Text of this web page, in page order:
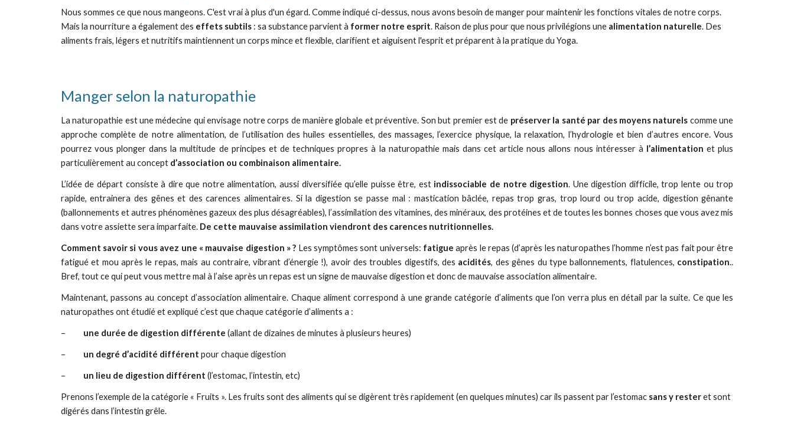
Nous sommes ce que nous mangeons. C'est vrai à plus d'un égard. Comme indiqué ci-dessus, nous avons besoin de manger pour maintenir les fonctions vitales de notre corps.
Mais la nourriture a également des effets subtils : sa substance parvient à former notre esprit. Raison de plus pour que nous privilégions une alimentation naturelle. Des
aliments frais, légers et nutritifs maintiennent un corps mince et flexible, clarifient et aiguisent l'esprit et préparent à la pratique du Yoga.
Manger selon la naturopathie
La naturopathie est une médecine qui envisage notre corps de manière globale et préventive. Son but premier est de préserver la santé par des moyens naturels comme une
approche complète de notre alimentation, de l’utilisation des huiles essentielles, des massages, l’exercice physique, la relaxation, l’hydrologie et bien d’autres encore. Vous
pourrez vous plonger dans la multitude de principes et de techniques propres à la naturopathie mais dans cet article nous allons nous intéresser à l’alimentation et plus
particulièrement au concept d’association ou combinaison alimentaire.
L’idée de départ consiste à dire que notre alimentation, aussi diversifiée qu’elle puisse être, est indissociable de notre digestion. Une digestion difficile, trop lente ou trop
rapide, entrainera des gênes et des carences alimentaires. Si la digestion se passe mal : mastication bâclée, repas trop gras, trop lourd ou trop acide, digestion gênante
(ballonnements et autres phénomènes gazeux des plus désagréables), l’assimilation des vitamines, des minéraux, des protéines et de toutes les bonnes choses que vous avez mis
dans votre assiette sera imparfaite. De cette mauvaise assimilation viendront des carences nutritionnelles.
Comment savoir si vous avez une « mauvaise digestion » ? Les symptômes sont universels: fatigue après le repas (d’après les naturopathes l’homme n’est pas fait pour être
fatigué et mou après le repas, mais au contraire, vibrant d’énergie !), avoir des troubles digestifs, des acidités, des gênes du type ballonnements, flatulences, constipation..
Bref, tout ce qui peut vous mettre mal à l’aise après un repas est un signe de mauvaise digestion et donc de mauvaise association alimentaire.
Maintenant, passons au concept d’association alimentaire. Chaque aliment correspond à une grande catégorie d’aliments que l’on verra plus en détail par la suite. Ce que les
naturopathes ont étudié et expliqué c’est que chaque catégorie d’aliments a :
– une durée de digestion différente (allant de dizaines de minutes à plusieurs heures)
– un degré d’acidité différent pour chaque digestion
– un lieu de digestion différent (l’estomac, l’intestin, etc)
Prenons l’exemple de la catégorie « Fruits ». Les fruits sont des aliments qui se digèrent très rapidement (en quelques minutes) car ils passent par l’estomac sans y rester et sont
digérés dans l’intestin grêle.